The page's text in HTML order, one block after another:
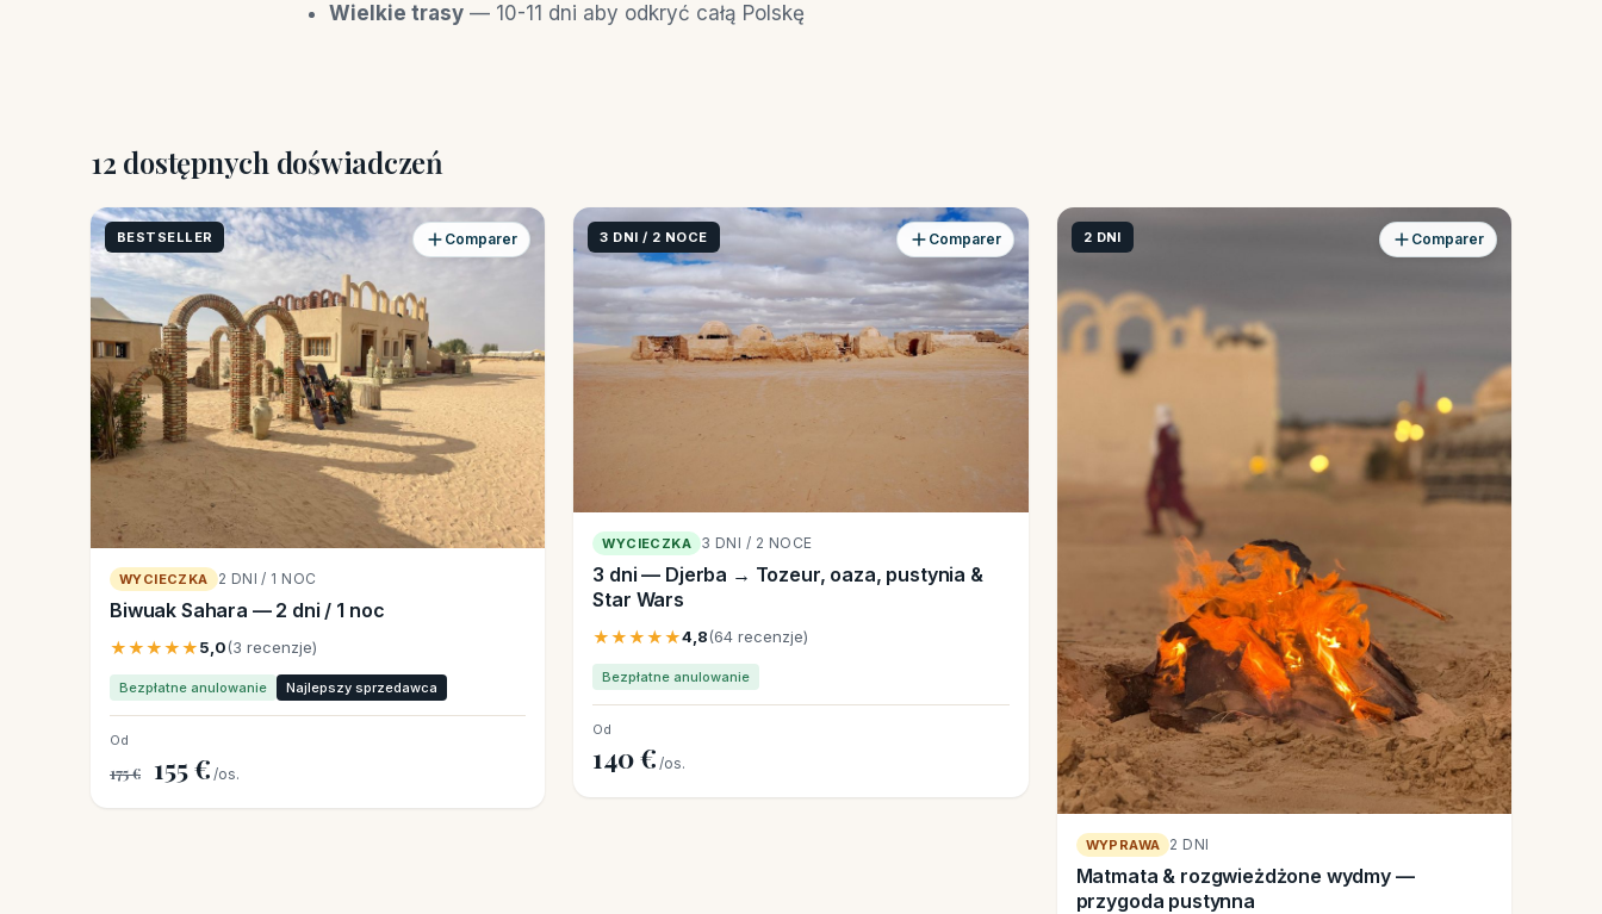
Wielkie trasy — 10-11 dni aby odkryć całą Polskę
12 dostępnych doświadczeń
BESTSELLER
WYCIECZKA 2 DNI / 1 NOC
Biwuak Sahara — 2 dni / 1 noc
★★★★★5,0(3 recenzje)
Bezpłatne anulowanie Najlepszy sprzedawca
Od
175 € 155 € /os.
Comparer 3 DNI / 2 NOCE
WYCIECZKA 3 DNI / 2 NOCE
3 dni — Djerba → Tozeur, oaza, pustynia &
Star Wars
★★★★★4,8(64 recenzje)
Bezpłatne anulowanie
Od
140 € /os.
Comparer 2 DNI
WYPRAWA 2 DNI
Matmata & rozgwieżdżone wydmy —
przygoda pustynna
Comparer